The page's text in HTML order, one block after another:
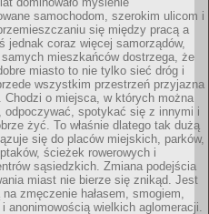
samochodom, szerokim ulicom i
się między pracą a
jednak coraz więcej samorządów,
mieszkańców dostrzega, że
miasto to nie tylko sieć dróg i
wszystkim przestrzeń przyjazna
Chodzi o miejsca, w których można
odpoczywać, spotykać się z innymi i
żyć. To właśnie dlatego tak dużą
się do placów miejskich, parków,
ścieżek rowerowych i
sąsiedzkich. Zmiana podejścia
miast nie bierze się znikąd. Jest
zmęczenie hałasem, smogiem,
anonimowością wielkich aglomeracji.